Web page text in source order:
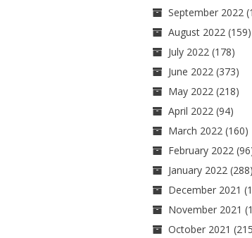
September 2022
August 2022(159)
July 2022(178)
June 2022(373)
May 2022(218)
April 2022(94)
March 2022(160)
February 2022
January 2022(288)
December 2021
November 2021
October 2021